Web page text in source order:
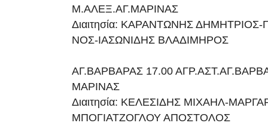
Μ.ΑΛΕΞ.ΑΓ.ΜΑΡΙΝΑΣ
Διαιτησία: ΚΑΡΑΝΤΩΝΗΣ
ΝΟΣ-ΙΑΣΩΝΙΔΗΣ ΒΛΑΔΙΜΗΡΟΣ
ΑΓ.ΒΑΡΒΑΡΑΣ 17.00
ΜΑΡΙΝΑΣ
Διαιτησία: ΚΕΛΕΣΙΔΗΣ ΜΙΧΑΗΛ-
ΜΠΟΓΙΑΤΖΟΓΛΟΥ ΑΠΟΣΤΟΛΟΣ